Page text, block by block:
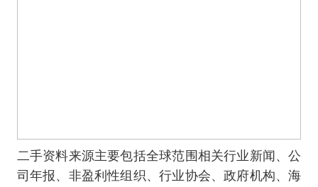
二手资料来源主要包括全球范围相关行业新闻、公
司年报、非盈利性组织、行业协会、政府机构、海